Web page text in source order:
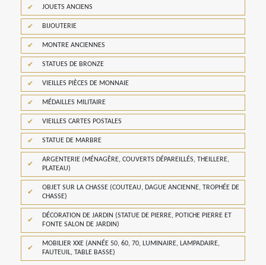
JOUETS ANCIENS
BIJOUTERIE
MONTRE ANCIENNES
STATUES DE BRONZE
VIEILLES PIÈCES DE MONNAIE
MÉDAILLES MILITAIRE
VIEILLES CARTES POSTALES
STATUE DE MARBRE
ARGENTERIE (MÉNAGÈRE, COUVERTS DÉPAREILLÉS, THEILLERE,
PLATEAU)
OBJET SUR LA CHASSE (COUTEAU, DAGUE ANCIENNE, TROPHÉE DE
CHASSE)
DÉCORATION DE JARDIN (STATUE DE PIERRE, POTICHE PIERRE ET
FONTE SALON DE JARDIN)
MOBILIER XXE (ANNÉE 50, 60, 70, LUMINAIRE, LAMPADAIRE,
FAUTEUIL, TABLE BASSE)